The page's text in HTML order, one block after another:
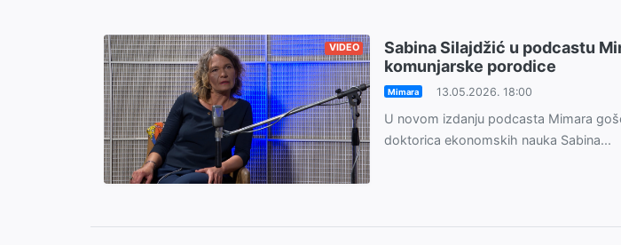
VIDEO
Sabina Silajdžić u podcastu
komunjarske porodice
Mimara 13.05.2026. 18:00
U novom izdanju podcasta Mimara
doktorica ekonomskih nauka Sabina...